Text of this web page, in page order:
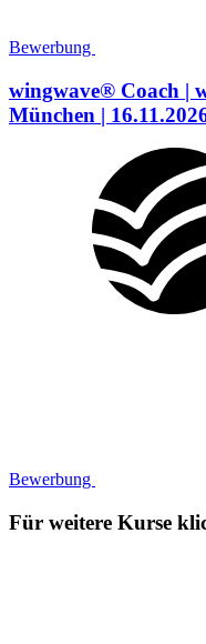
Bewerbung
wingwave® Coach |
München |
Bewerbung
Für weitere Kurse